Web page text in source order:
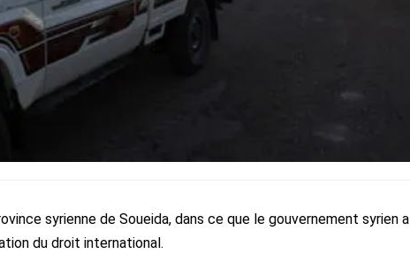
syrienne de Soueida, dans ce que le gouvernement syrien a
du droit international.